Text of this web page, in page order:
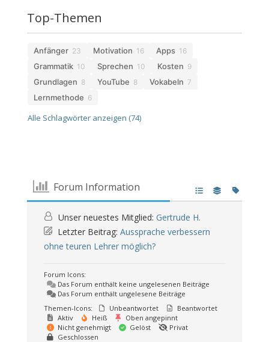
Top-Themen
Anfänger 23 Motivation 16 Apps 16
Grammatik 10 Sprechen 10 Kosten 9
Grundlagen 8 YouTube 8 Vokabeln 7
Lernmethode 6
Alle Schlagwörter anzeigen (74)
Forum Information
Unser neuestes Mitglied: Gertrude H.
Letzter Beitrag: Aussprache verbessern
ohne teuren Lehrer möglich?
Forum Icons:
Das Forum enthält keine ungelesenen Beiträge
Das Forum enthält ungelesene Beiträge
Themen-Icons:
Unbeantwortet
Beantwortet
Aktiv
Heiß
Oben angepinnt
Nicht genehmigt
Gelöst
Privat
Geschlossen